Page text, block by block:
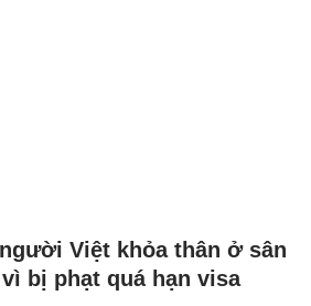
Việt khỏa thân ở sân
bị phạt quá hạn visa